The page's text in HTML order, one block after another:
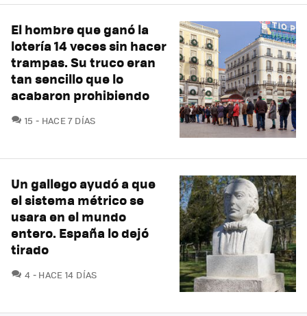
El hombre que ganó la
lotería 14 veces sin hacer
trampas. Su truco eran
tan sencillo que lo
acabaron prohibiendo
15 COMENTARIOS
HACE 7 DÍAS
Un gallego ayudó a que
el sistema métrico se
usara en el mundo
entero. España lo dejó
tirado
4 COMENTARIOS
HACE 14 DÍAS